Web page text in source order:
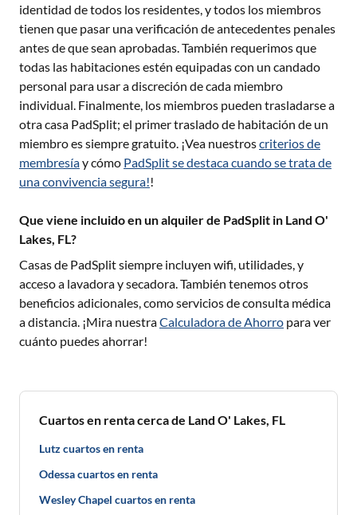
identidad de todos los residentes, y todos los miembros
tienen que pasar una verificación de antecedentes penales
antes de que sean aprobadas. También requerimos que
todas las habitaciones estén equipadas con un candado
personal para usar a discreción de cada miembro
individual. Finalmente, los miembros pueden trasladarse a
otra casa PadSplit; el primer traslado de habitación de un
miembro es siempre gratuito. ¡Vea nuestroscriterios de
membresíay cómo PadSplit se destaca cuando se trata de
una convivencia segura!!
Que viene incluido en un alquiler de PadSplit in Land O'
Lakes, FL?
Casas de PadSplit siempre incluyen wifi, utilidades, y
acceso a lavadora y secadora. También tenemos otros
beneficios adicionales, como servicios de consulta médica
a distancia. ¡Mira nuestraCalculadora de Ahorro para ver
cuánto puedes ahorrar!
Cuartos en renta cerca de Land O' Lakes, FL
Lutz cuartos en renta
Odessa cuartos en renta
Wesley Chapel cuartos en renta